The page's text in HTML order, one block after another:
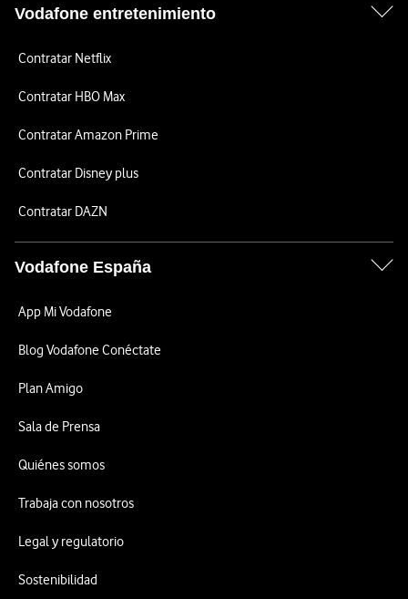
Vodafone entretenimiento
Contratar Netflix
Contratar HBO Max
Contratar Amazon Prime
Contratar Disney plus
Contratar DAZN
Vodafone España
App Mi Vodafone
Blog Vodafone Conéctate
Plan Amigo
Sala de Prensa
Quiénes somos
Trabaja con nosotros
Legal y regulatorio
Sostenibilidad